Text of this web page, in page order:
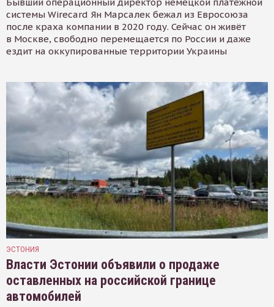
системы Wirecard Ян Марсалек бежал из Евросоюза
после краха компании в 2020 году. Сейчас он живёт
в Москве, свободно перемещается по России и даже
ездит на оккупированные территории Украины
ЭСТОНИЯ
Власти Эстонии объявили о продаже
оставленных на российской границе
автомобилей